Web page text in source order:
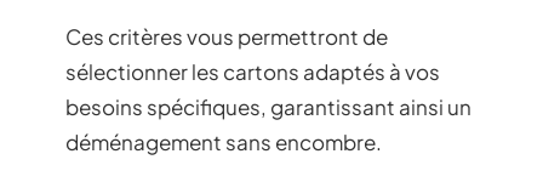
Ces critères vous permettront de
sélectionner les cartons adaptés à vos
besoins spécifiques, garantissant ainsi un
déménagement sans encombre.